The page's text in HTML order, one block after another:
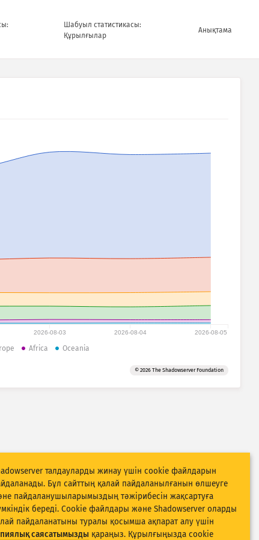
Шабуыл статистикасы:
Құрылғылар
Анықтама
2026-08-03 2026-08-04 2026-08-05
Africa Oceania
© 2026 The Shadowserver Foundation
талдауларды жинау үшін cookie файлдарын
Бұл сайттың қалай пайдаланылғанын өлшеуге
пайдаланушыларымыздың тәжірибесін жақсартуға
береді. Cookie файлдары және Shadowserver оларды
пайдаланатыны туралы қосымша ақпарат алу үшін
саясатымызды қараңыз. Құрылғыңызда cookie